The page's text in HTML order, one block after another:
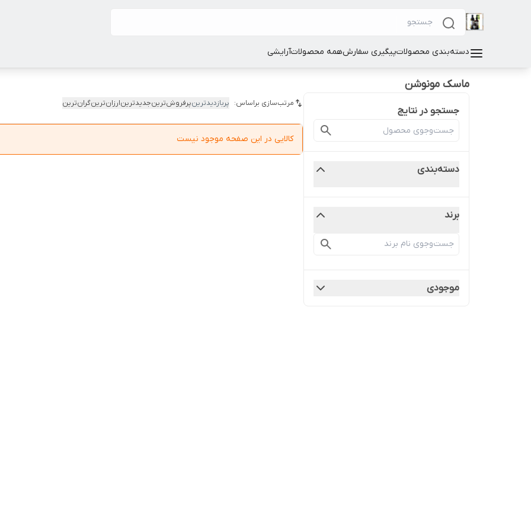
دسته‌بندی محصولاتپیگیری سفارشهمه محصولاتآرایشی
ماسک مونوشن
جستجو در نتایج
دسته‌بندی
برند
موجودی
مرتب‌سازی براساس: پربازدیدترینپرفروش‌ترینجدیدترینارزان‌ترینگران‌ترین
کالایی در این صفحه موجود نیست